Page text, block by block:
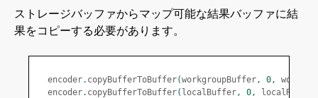
ストレージバッファからマップ可能な結果バッファに結
果をコピーする必要があります。
  encoder
. copyBufferToBuffer(workgroupBuffer , 0 ,
  encoder
. copyBufferToBuffer( localBuffer , 0 ,